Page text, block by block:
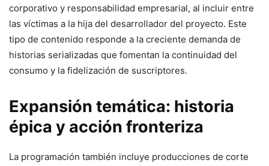
corporativo y responsabilidad empresarial, al incluir entre
las víctimas a la hija del desarrollador del proyecto. Este
tipo de contenido responde a la creciente demanda de
historias serializadas que fomentan la continuidad del
consumo y la fidelización de suscriptores.
Expansión temática: historia
épica y acción fronteriza
La programación también incluye producciones de corte